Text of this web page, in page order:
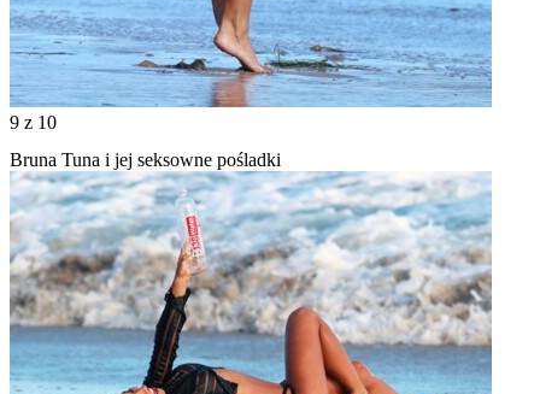
9 z 10
Bruna Tuna i jej seksowne pośladki